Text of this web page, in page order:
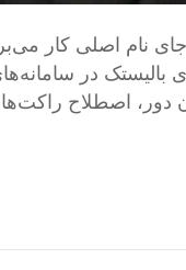
نام اصلی کار
بالیستک در
دور، اصطلاح